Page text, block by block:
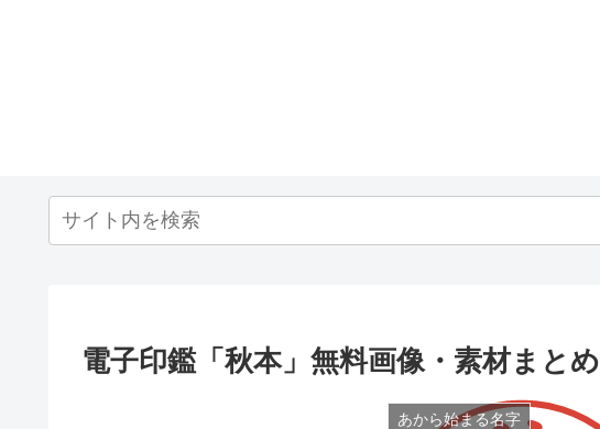
電子印鑑「秋本」無料画像・素材まとめ
あから始まる名字